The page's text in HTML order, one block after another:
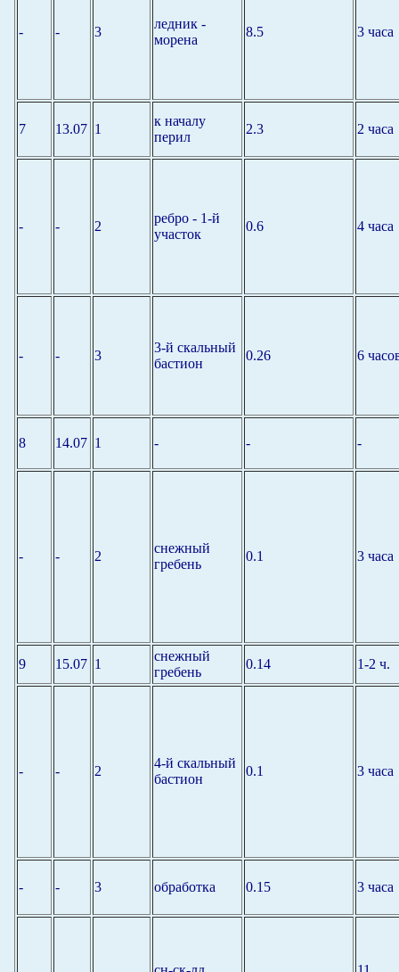
- - 3
ледник -
морена
8.5 3 часа
7 13.07 1
к началу
перил
2.3 2 часа
- - 2
ребро - 1-й
участок
0.6 4 часа
- - 3
3-й скальный
бастион
0.26 6
8 14.07 1 - - -
- - 2
снежный
гребень
0.1 3 часа
9 15.07 1
снежный
гребень
0.14 1-2 ч.
- - 2
4-й скальный
бастион
0.1 3 часа
- - 3 обработка 0.15 3 часа